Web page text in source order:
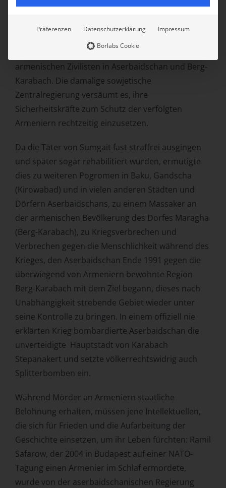
nationalistisch motivierten Gewalt gegenüber
armenischen Zivilisten in Aserbaidschan und Berg-
Karabach. Die damalige sowjetische
Zentralregierung versäumt es, ihre
Sicherheitskräfte zum Schutz der verfolgten
Armeniern rechtzeitig einzusetzen.
Da die Täter von Sumgait fast straffrei ausgingen
und später sogar rehabilitiert wurden, ermutigte
dies zu weiteren Pogromen in Baku, Gandscha
(Kirowabad) und in vielen anderen Städten und
Dörfern Aserbaidschans, zu einem Massaker an
der armenischen Bevölkerung des Dorfes Maragha
(Berg-Karabach), zu Kriegsverbrechen und
Verbrechen gegen die Menschlichkeit während des
Krieges, den Aserbaidschan Ende 1991 gegen die
überwiegend von Armeniern bewohnte Region
Berg-Karabach mit dem Ziel begann, dieses nach
Unabhängigkeit strebende Gebiet wieder unter
seine Kontrolle zu bringen. In einem offiziell nie
erklärten Krieg bombardierte Aserbaidschan die
unverteidigte Hauptstadt von Karabach
Stepanakert und setzte völkerrechtswidrig auch
Splitterbomben ein.
Während Mörder an Armeniern staatliche
Belohnung erhalten, müssen jene Intellektuellen,
die sich für Frieden und die Aufarbeitung der
Geschichte einsetzen, um ihr Leben fürchten: Ramil
Safarow, der 2004 in Budapest auf einer NATO-
Tagung einen Armenier im Schlaf ermordete,
wurde von der aserbaidschanischen Regierung
Präferenzen Datenschutzerklärung
Impressum
Borlabs Cookie